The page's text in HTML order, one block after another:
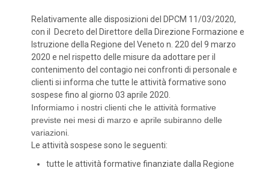
Relativamente alle disposizioni del DPCM 11/03/2020,
con il Decreto del Direttore della Direzione Formazione e
Istruzione della Regione del Veneto n. 220 del 9 marzo
2020 e nel rispetto delle misure da adottare per il
contenimento del contagio nei confronti di personale e
clienti si informa che tutte le attività formative sono
sospese fino al giorno 03 aprile 2020.
Informiamo i nostri clienti che le attività formative
previste nei mesi di marzo e aprile subiranno delle
variazioni.
Le attività sospese sono le seguenti:
tutte le attività formative finanziate dalla Regione